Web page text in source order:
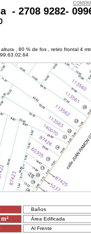
- 2708 9282-
, 80 % de fos , retiro frontal 4
Baños
m²
Área Edificada
Al Frente